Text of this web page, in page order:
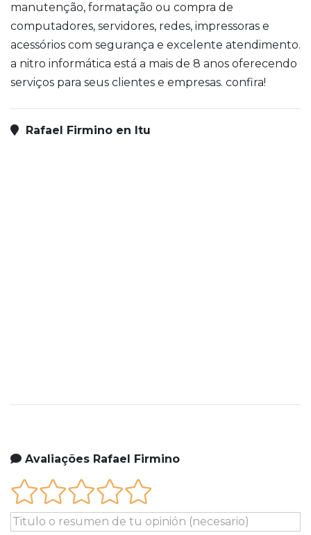
manutenção, formatação ou compra de
computadores, servidores, redes, impressoras e
acessórios com segurança e excelente atendimento.
a nitro informática está a mais de 8 anos oferecendo
serviços para seus clientes e empresas. confira!
Rafael Firmino en Itu
Avaliações Rafael Firmino